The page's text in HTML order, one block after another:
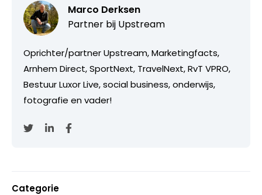
Marco Derksen
Partner bij Upstream
Oprichter/partner Upstream, Marketingfacts,
Arnhem Direct, SportNext, TravelNext, RvT VPRO,
Bestuur Luxor Live, social business, onderwijs,
fotografie en vader!
Categorie